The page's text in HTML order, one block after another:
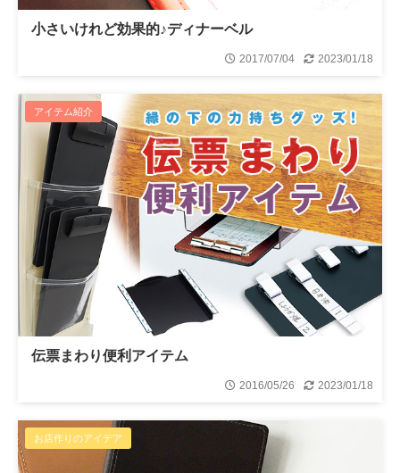
小さいけれど効果的♪ディナーベル
2017/07/04 2023/01/18
アイテム紹介
伝票まわり便利アイテム
2016/05/26 2023/01/18
お店作りのアイデア